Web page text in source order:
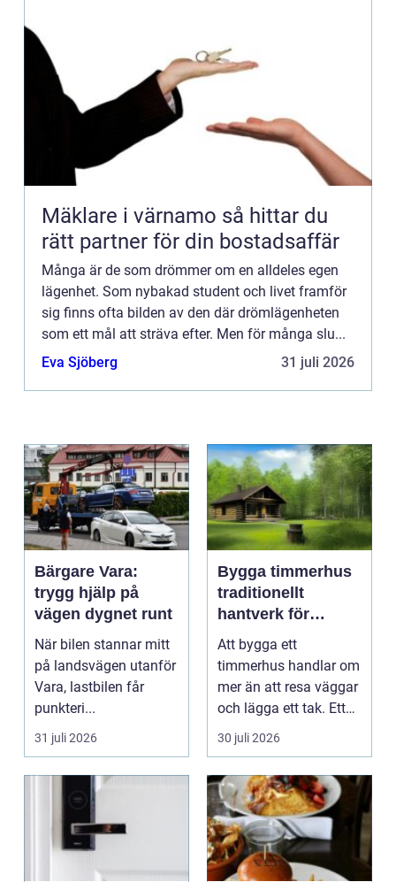
Mäklare i värnamo så hittar du
rätt partner för din bostadsaffär
Många är de som drömmer om en alldeles egen
lägenhet. Som nybakad student och livet framför
sig finns ofta bilden av den där drömlägenheten
som ett mål att sträva efter. Men för många slu...
Eva Sjöberg
31 juli 2026
Bärgare Vara:
trygg hjälp på
vägen dygnet runt
När bilen stannar mitt
på landsvägen utanför
Vara, lastbilen får
punkteri...
31 juli 2026
Bygga timmerhus
traditionellt
hantverk för
moderna behov
Att bygga ett
timmerhus handlar om
mer än att resa väggar
och lägga ett tak. Ett
timmerhus är ett lå...
30 juli 2026